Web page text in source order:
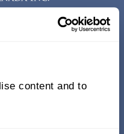
content and to
E.
QC